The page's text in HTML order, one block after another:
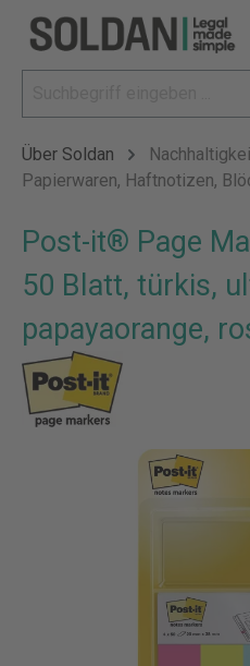
Über Soldan
Papierwaren, Haftnotizen,
Post-it® Page
50 Blatt, türkis,
papayaorange,